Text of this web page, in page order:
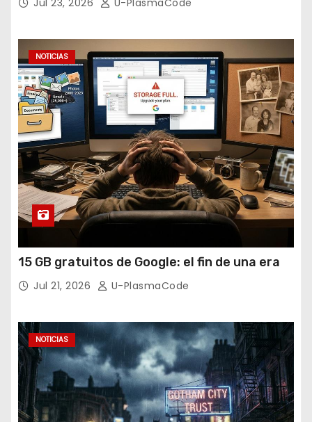
NOTICIAS
15 GB gratuitos de Google: el fin de una era
Jul 21, 2026 U-PlasmaCode
NOTICIAS